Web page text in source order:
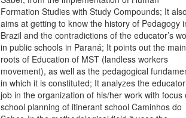
Formation Studies with Study Compounds; It
aims at getting to know the history of Pedagogy
Brazil and the contradictions of the educator’s
in public schools in Paraná; It points out the main
roots of Education of MST (landless workers
movement), as well as the pedagogical
in which it is constituted; It analyzes the
job in the organization of his/her work with focus
school planning of itinerant school Caminhos do